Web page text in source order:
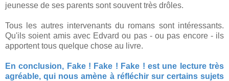
jeunesse de ses parents sont souvent très drôles.
Tous les autres intervenants du romans sont intéressants.
Qu'ils soient amis avec Edvard ou pas - ou pas encore - ils
apportent tous quelque chose au livre.
En conclusion, Fake ! Fake ! Fake ! est une lecture très
agréable, qui nous amène à réfléchir sur certains sujets